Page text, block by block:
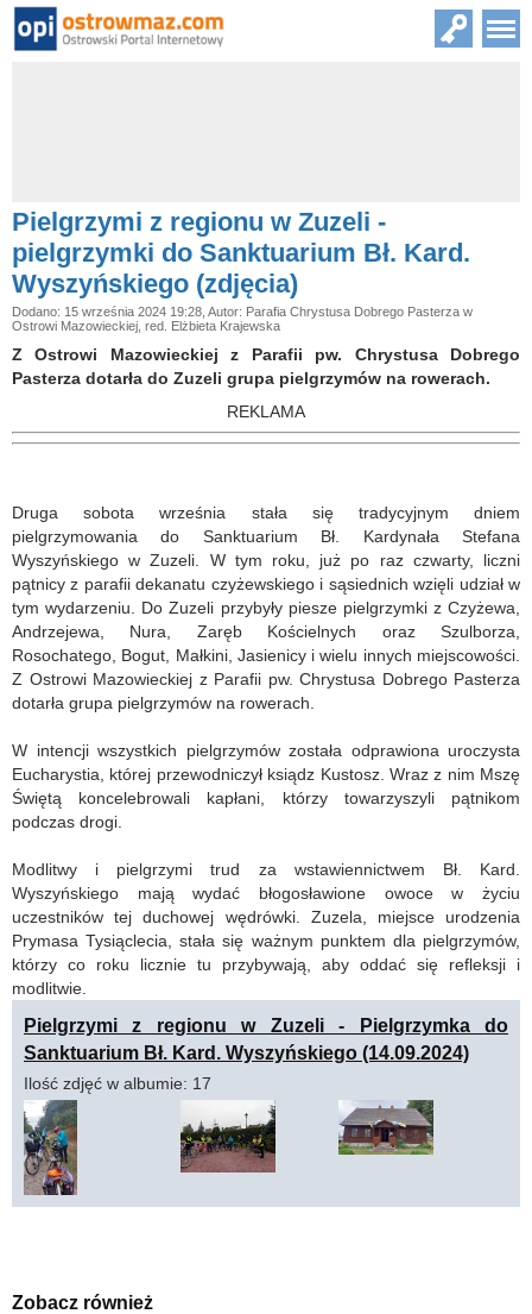
Pielgrzymi z regionu w Zuzeli -
pielgrzymki do Sanktuarium Bł. Kard.
Wyszyńskiego (zdjęcia)
Dodano: 15 września 2024 19:28, Autor: Parafia Chrystusa Dobrego Pasterza w
Ostrowi Mazowieckiej, red. Elżbieta Krajewska
Z Ostrowi Mazowieckiej z Parafii pw. Chrystusa Dobrego
Pasterza dotarła do Zuzeli grupa pielgrzymów na rowerach.
REKLAMA
Druga sobota września stała się tradycyjnym dniem
pielgrzymowania do Sanktuarium Bł. Kardynała Stefana
Wyszyńskiego w Zuzeli. W tym roku, już po raz czwarty, liczni
pątnicy z parafii dekanatu czyżewskiego i sąsiednich wzięli udział w
tym wydarzeniu. Do Zuzeli przybyły piesze pielgrzymki z Czyżewa,
Andrzejewa, Nura, Zaręb Kościelnych oraz Szulborza,
Rosochatego, Bogut, Małkini, Jasienicy i wielu innych miejscowości.
Z Ostrowi Mazowieckiej z Parafii pw. Chrystusa Dobrego Pasterza
dotarła grupa pielgrzymów na rowerach.
W intencji wszystkich pielgrzymów została odprawiona uroczysta
Eucharystia, której przewodniczył ksiądz Kustosz. Wraz z nim Mszę
Świętą koncelebrowali kapłani, którzy towarzyszyli pątnikom
podczas drogi.
Modlitwy i pielgrzymi trud za wstawiennictwem Bł. Kard.
Wyszyńskiego mają wydać błogosławione owoce w życiu
uczestników tej duchowej wędrówki. Zuzela, miejsce urodzenia
Prymasa Tysiąclecia, stała się ważnym punktem dla pielgrzymów,
którzy co roku licznie tu przybywają, aby oddać się refleksji i
modlitwie.
Pielgrzymi z regionu w Zuzeli - Pielgrzymka do
Sanktuarium Bł. Kard. Wyszyńskiego (14.09.2024)
Ilość zdjęć w albumie: 17
Zobacz również